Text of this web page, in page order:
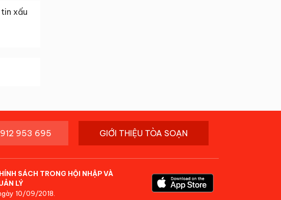
xấu
953 695 GIỚI THIỆU TÒA SOẠN
SÁCH TRONG HỘI NHẬP VÀ
LÝ
10/09/2018.